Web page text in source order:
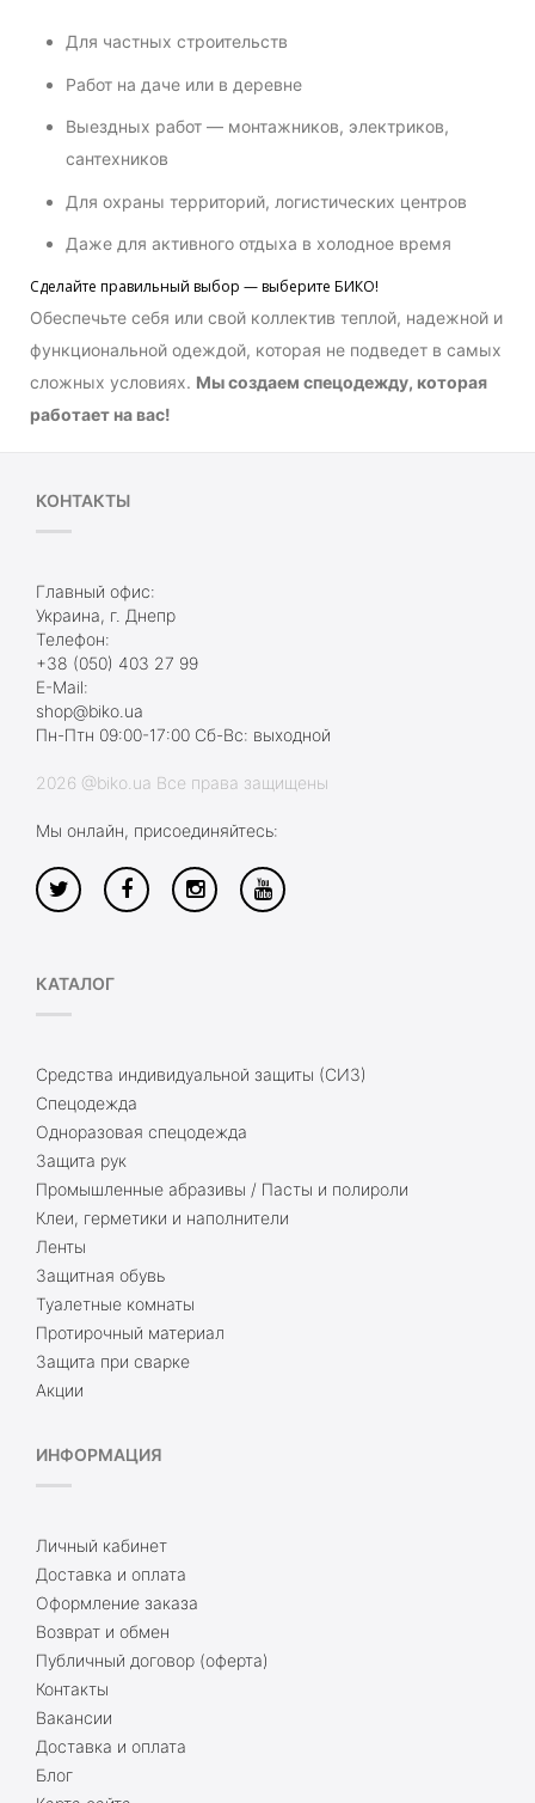
Для частных строительств
Работ на даче или в деревне
Выездных работ — монтажников, электриков,
сантехников
Для охраны территорий, логистических центров
Даже для активного отдыха в холодное время
Сделайте правильный выбор — выберите БИКО!
Обеспечьте себя или свой коллектив теплой, надежной и
функциональной одеждой, которая не подведет в самых
сложных условиях. Мы создаем спецодежду, которая
работает на вас!
КОНТАКТЫ
Главный офис:
Украина, г. Днепр
Телефон:
+38 (050) 403 27 99
E-Mail:
shop@biko.ua
Пн-Птн 09:00-17:00 Сб-Вс: выходной
2026 @biko.ua Все права защищены
Мы онлайн, присоединяйтесь:
КАТАЛОГ
Средства индивидуальной защиты (СИЗ)
Спецодежда
Одноразовая спецодежда
Защита рук
Промышленные абразивы / Пасты и полироли
Клеи, герметики и наполнители
Ленты
Защитная обувь
Туалетные комнаты
Протирочный материал
Защита при сварке
Акции
ИНФОРМАЦИЯ
Личный кабинет
Доставка и оплата
Оформление заказа
Возврат и обмен
Публичный договор (оферта)
Контакты
Вакансии
Доставка и оплата
Блог